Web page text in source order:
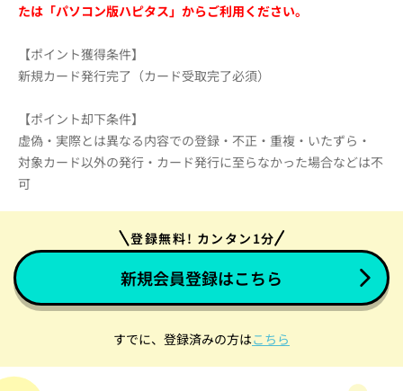
たは「パソコン版ハピタス」からご利用ください。
【ポイント獲得条件】
新規カード発行完了（カード受取完了必須）
【ポイント却下条件】
虚偽・実際とは異なる内容での登録・不正・重複・いたずら・
対象カード以外の発行・カード発行に至らなかった場合などは不
可
登録無料! カンタン1分
新規会員登録はこちら
すでに、登録済みの方はこちら